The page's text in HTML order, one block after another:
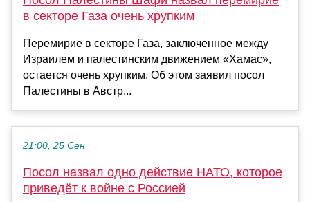
в секторе Газа очень хрупким
Перемирие в секторе Газа, заключенное между
Израилем и палестинским движением «Хамас»,
остается очень хрупким. Об этом заявил посол
Палестины в Австр...
21:00, 25 Сен
Посол назвал одно действие НАТО, которое
приведёт к войне c Россией